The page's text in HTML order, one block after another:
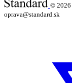
© 2026
oprava@standard.sk